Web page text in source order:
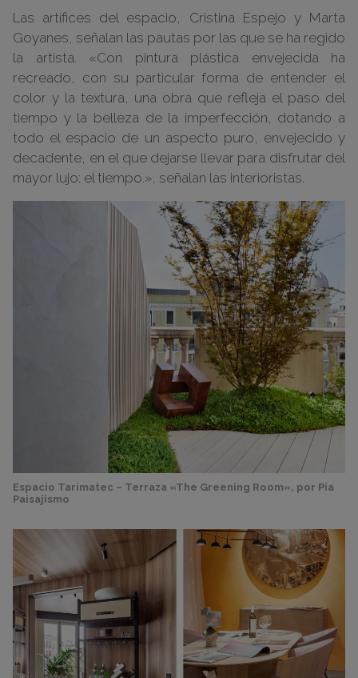
Las artífices del espacio, Cristina Espejo y Marta
Goyanes, señalan las pautas por las que se ha regido
la artista. «Con pintura plástica envejecida ha
recreado, con su particular forma de entender el
color y la textura, una obra que refleja el paso del
tiempo y la belleza de la imperfección, dotando a
todo el espacio de un aspecto puro, envejecido y
decadente, en el que dejarse llevar para disfrutar del
mayor lujo: el tiempo.», señalan las interioristas.
Espacio Tarimatec – Terraza «The Greening Room», por Pia
Paisajismo